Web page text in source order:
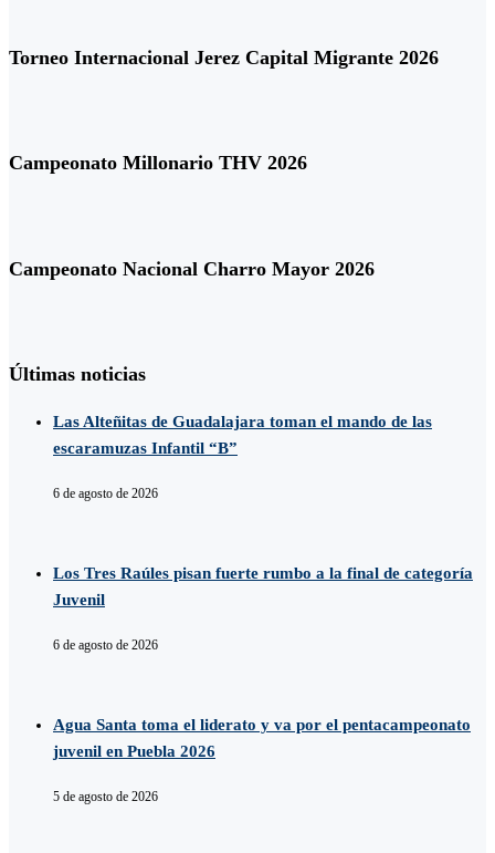
Torneo Internacional Jerez Capital Migrante 2026
Campeonato Millonario THV 2026
Campeonato Nacional Charro Mayor 2026
Últimas noticias
Las Alteñitas de Guadalajara toman el mando de las
escaramuzas Infantil “B”
6 de agosto de 2026
Los Tres Raúles pisan fuerte rumbo a la final de categoría
Juvenil
6 de agosto de 2026
Agua Santa toma el liderato y va por el pentacampeonato
juvenil en Puebla 2026
5 de agosto de 2026